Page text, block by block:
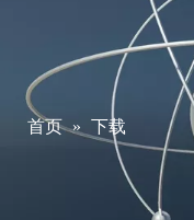
首页 » 下载